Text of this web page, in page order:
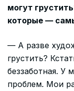
могут
которые —
— А разве
грустить?
беззаботная. У
проблем. Мои